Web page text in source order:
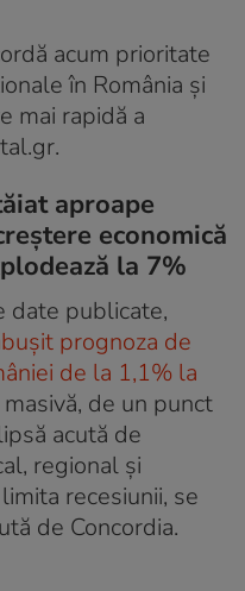
acum prioritate
în România și
mai rapidă a
aproape
economică
la 7%
date publicate,
prognoza de
de la 1,1% la
de un punct
acută de
regional și
recesiunii, se
de Concordia.